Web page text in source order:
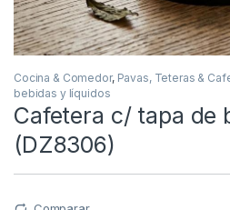
Cocina & Comedor, Pavas, Teteras &
bebidas y líquidos
Cafetera c/ tapa de
(DZ8306)